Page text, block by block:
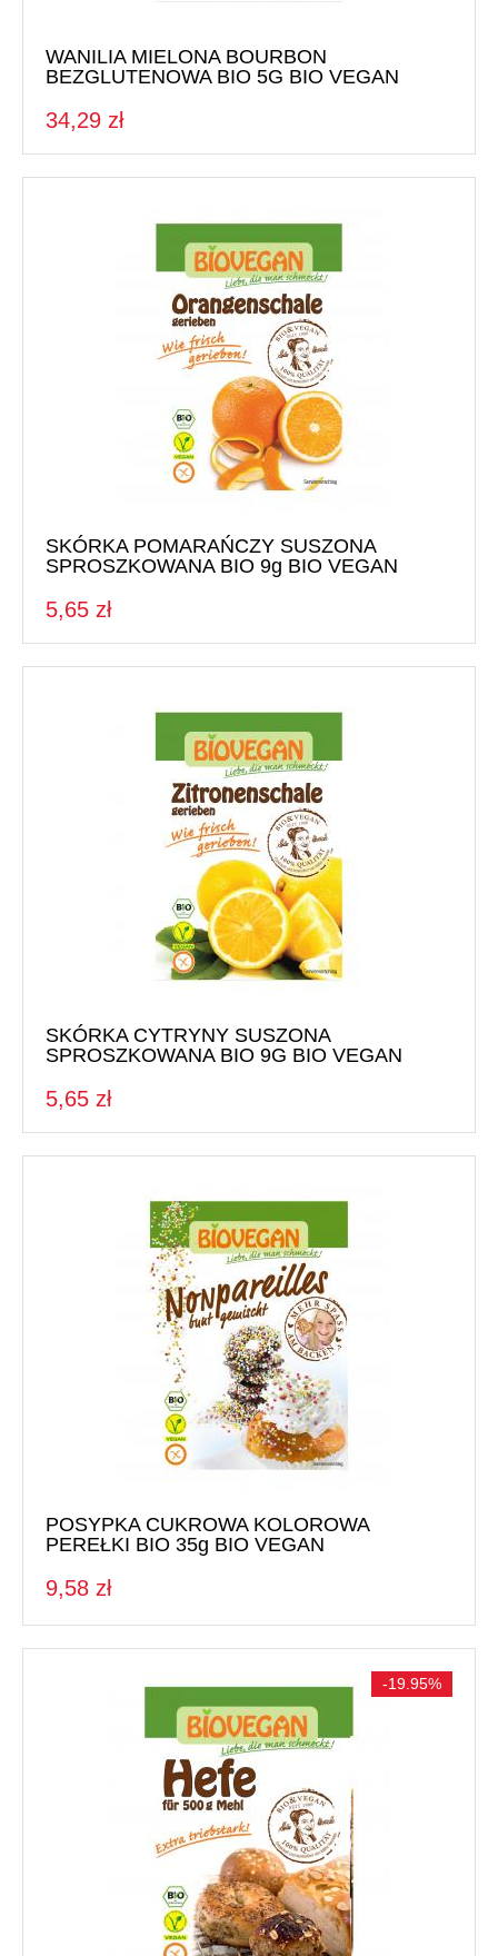
WANILIA MIELONA BOURBON
BEZGLUTENOWA BIO 5G BIO VEGAN
34,29 zł
SKÓRKA POMARAŃCZY SUSZONA
SPROSZKOWANA BIO 9g BIO VEGAN
5,65 zł
SKÓRKA CYTRYNY SUSZONA
SPROSZKOWANA BIO 9G BIO VEGAN
5,65 zł
POSYPKA CUKROWA KOLOROWA
PEREŁKI BIO 35g BIO VEGAN
9,58 zł
-19.95%